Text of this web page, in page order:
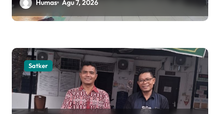
Humas Agu 7, 2026
Satker